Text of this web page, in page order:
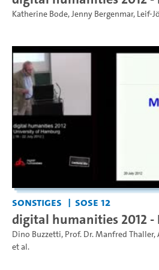
Katherine Bode,Jenny Bergenmar, Leif-
Sonstiges SoSe 12
digital humanities 2012 -
Dino Buzzetti, Prof. Dr. Manfred Thaller,
et al.